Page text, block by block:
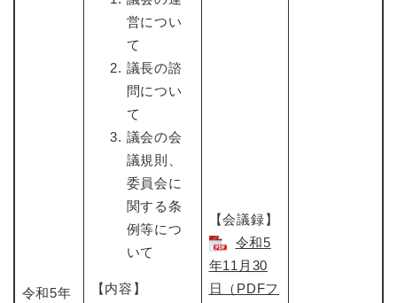
令和5年
営につい
て
議長の諮
問につい
て
議会の会
議規則、
委員会に
関する条
例等につ
いて
【内容】
【会議録】
令和5
年11月30
日（PDFフ